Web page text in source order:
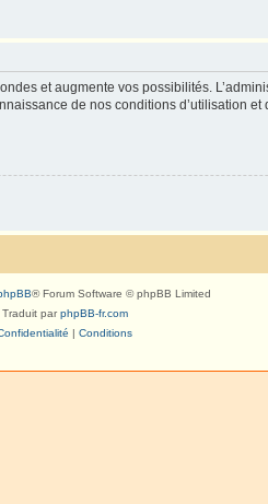
et augmente vos possibilités.
de nos conditions d’utilisation
® Forum Software © phpBB Limited
Traduit parphpBB-fr.com
| Conditions